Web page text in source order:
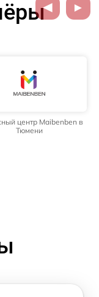
центр Maibenben в
Тюмени